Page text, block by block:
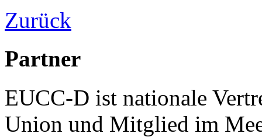
Zurück
Partner
EUCC-D ist nationale
Union und Mitglied im